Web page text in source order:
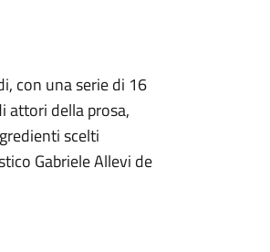
con una serie di 16
attori della prosa,
scelti
Gabriele Allevi de